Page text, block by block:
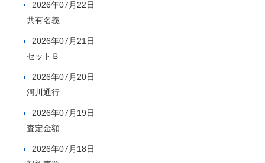
2026年07月22日
共有名義
2026年07月21日
セットＢ
2026年07月20日
河川通行
2026年07月19日
査定金額
2026年07月18日